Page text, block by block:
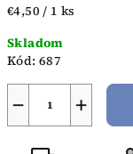
Jednotková
€4,50 / 1 ks
Skladom
Kód: 687
+
−